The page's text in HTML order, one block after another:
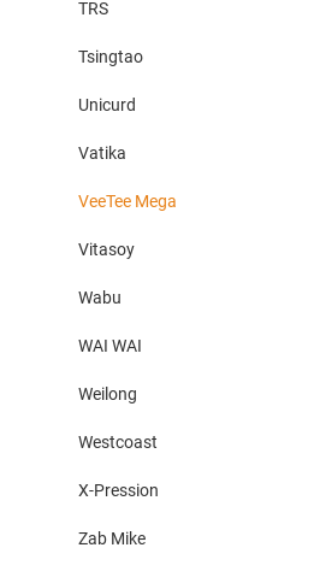
TRS
Tsingtao
Unicurd
Vatika
VeeTee Mega
Vitasoy
Wabu
WAI WAI
Weilong
Westcoast
X-Pression
Zab Mike